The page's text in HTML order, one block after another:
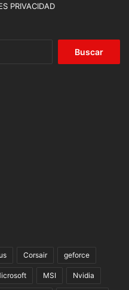
PRIVACIDAD
Corsair geforce
MSI Nvidia